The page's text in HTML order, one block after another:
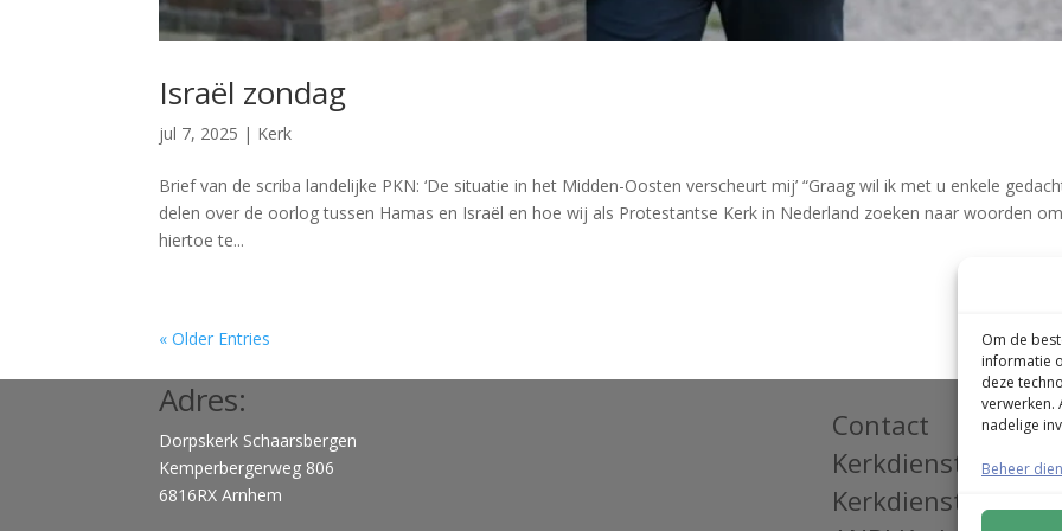
Om de
informatie
deze
verwerken.
nadelige
Beheer
Israël zondag
jul 7, 2025 | Kerk
Brief van de scriba landelijke PKN: ‘De situatie in het Midden-Oosten verscheurt mij’ “Graag wil ik met u enkele
delen over de oorlog tussen Hamas en Israël en hoe wij als Protestantse Kerk in Nederland zoeken naar woorden
hiertoe te...
« Older Entries Next
Adres:
Dorpskerk Schaarsbergen
Kemperbergerweg 806
6816RX Arnhem
Contact
Kerkdienst terug
Kerkdienst